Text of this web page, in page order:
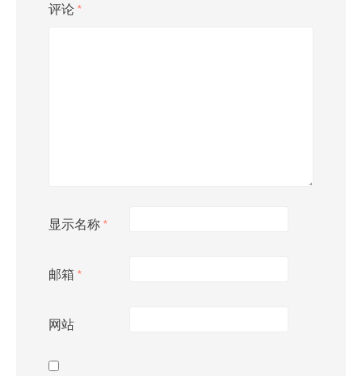
评论 *
显示名称 *
邮箱 *
网站